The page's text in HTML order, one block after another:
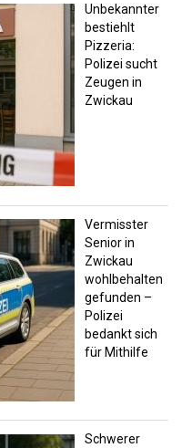
Unbekannter
bestiehlt
Pizzeria:
Polizei sucht
Zeugen in
Zwickau
Vermisster
Senior in
Zwickau
wohlbehalten
gefunden –
Polizei
bedankt sich
für Mithilfe
Schwerer